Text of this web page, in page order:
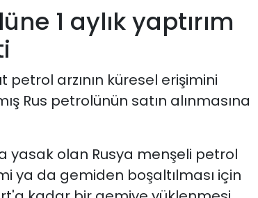
1 aylık yaptırım
arzının küresel erişimini
Rus petrolünün satın alınmasına
yasak olan Rusya menşeli petrol
ya da gemiden boşaltılması için